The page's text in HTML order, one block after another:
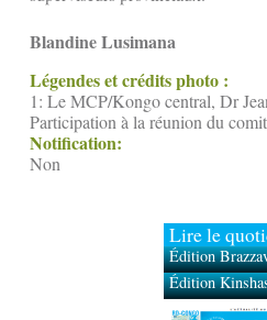
Blandine Lusimana
Légendes et crédits photo :
1: Le MCP/Kongo central, Dr
Participation à la réunion du
Notification:
Non
Lire le
Édition
Édition